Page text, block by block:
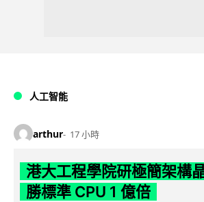
人工智能
arthur 17 小時
港大工程學院研極簡架構
勝標準 CPU 1 億倍